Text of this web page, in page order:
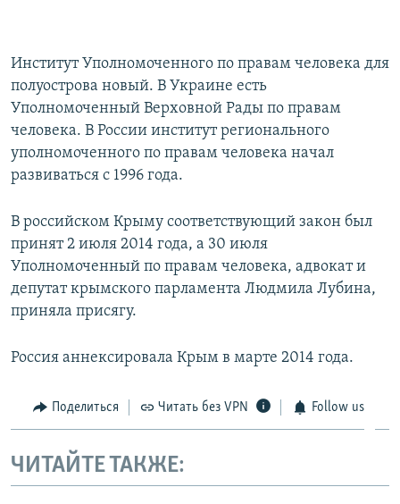
Институт Уполномоченного по правам человека для
полуострова новый. В Украине есть
Уполномоченный Верховной Рады по правам
человека. В России институт регионального
уполномоченного по правам человека начал
развиваться с 1996 года.
В российском Крыму соответствующий закон был
принят 2 июля 2014 года, а 30 июля
Уполномоченный по правам человека, адвокат и
депутат крымского парламента Людмила Лубина,
приняла присягу.
Россия аннексировала Крым в марте 2014 года.
Поделиться Читать без VPN Follow us
ЧИТАЙТЕ ТАКЖЕ: